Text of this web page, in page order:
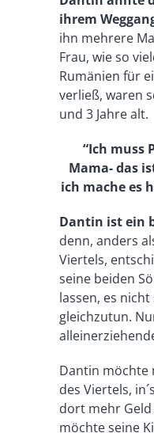
ihrem
ihn mehrere
Frau, wie so
Rumänien für
verließ, waren
und 3 Jahre alt.
“Ich muss
Mama- das
ich mache es
Dantin ist ein
denn, anders
Viertels,
seine beiden
lassen, es
gleichzutun.
Dantin möchte
des Viertels,
dort mehr
möchte seine